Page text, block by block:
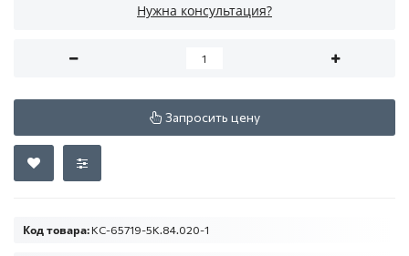
Нужна консультация?
Запросить цену
Код товара: КС-65719-5К.84.020-1